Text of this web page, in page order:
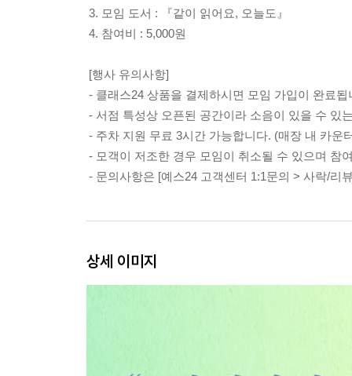
3. 모임 도서 : 『같이 읽어요, 오늘도』
4. 참여비 : 5,000원
[행사 유의사항]
- 클래스24 상품을 결제하시면 모임 가입이 완료됩
- 서점 특성상 오픈된 공간이라 소음이 있을 수 있
- 주차 지원 무료 3시간 가능합니다. (매장 내 카운
- 모객이 저조한 경우 모임이 취소될 수 있으며 참
- 문의사항은 [예스24 고객센터 1:1문의 > 사락/리
상세 이미지